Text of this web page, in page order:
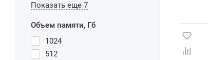
Показать еще 7
Объем памяти, Гб
1024
512